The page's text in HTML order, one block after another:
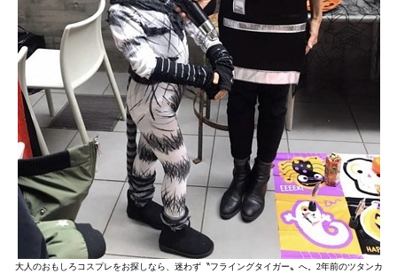
大人のおもしろコスプレをお探しなら、迷わず〝フライングタイガー〟へ。2年前のツタンカ